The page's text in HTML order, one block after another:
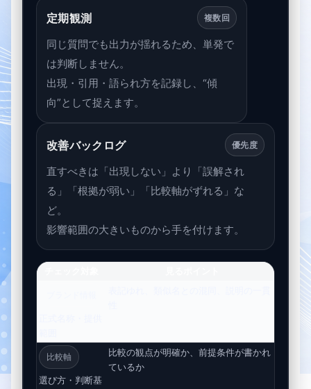
定期観測 複数回
同じ質問でも出力が揺れるため、単発で
は判断しません。
出現・引用・語られ方を記録し、“傾
向”として捉えます。
改善バックログ 優先度
直すべきは「出現しない」より「誤解され
る」「根拠が弱い」「比較軸がずれる」な
ど。
影響範囲の大きいものから手を付けます。
比較軸
選び方・判断基
比較の観点が明確か、前提条件が書かれ
ているか